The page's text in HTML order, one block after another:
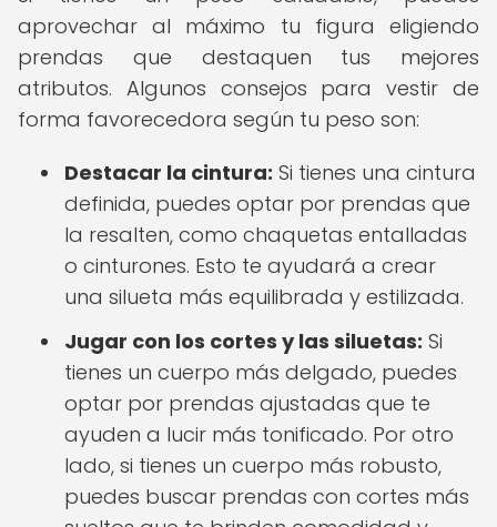
aprovechar al máximo tu figura eligiendo
prendas que destaquen tus mejores
atributos. Algunos consejos para vestir de
forma favorecedora según tu peso son:
Destacar la cintura: Si tienes una cintura
definida, puedes optar por prendas que
la resalten, como chaquetas entalladas
o cinturones. Esto te ayudará a crear
una silueta más equilibrada y estilizada.
Jugar con los cortes y las siluetas: Si
tienes un cuerpo más delgado, puedes
optar por prendas ajustadas que te
ayuden a lucir más tonificado. Por otro
lado, si tienes un cuerpo más robusto,
puedes buscar prendas con cortes más